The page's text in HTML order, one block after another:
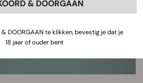
& DOORGAAN
& DOORGAAN te klikken, bevestig je dat je
18 jaar of ouder bent